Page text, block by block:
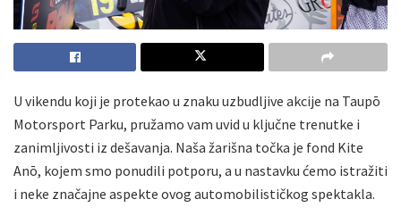
U vikendu koji je protekao u znaku uzbudljive akcije na Taupō
Motorsport Parku, pružamo vam uvid u ključne trenutke i
zanimljivosti iz dešavanja. Naša žarišna točka je fond Kite
Anō, kojem smo ponudili potporu, a u nastavku ćemo istražiti
i neke značajne aspekte ovog automobilističkog spektakla.